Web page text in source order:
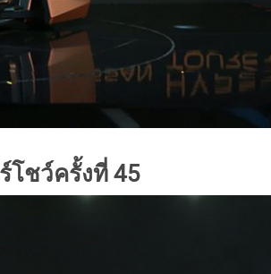
โชว์ครั้งที่ 45